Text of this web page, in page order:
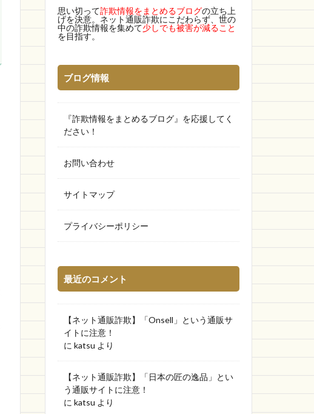
思い切って詐欺情報をまとめるブログの立ち上
げを決意。ネット通販詐欺にこだわらず、世の
中の詐欺情報を集めて少しでも被害が減ること
を目指す。
ブログ情報
『詐欺情報をまとめるブログ』を応援してく
ださい！
お問い合わせ
サイトマップ
プライバシーポリシー
最近のコメント
【ネット通販詐欺】「Onsell」という通販サ
イトに注意！
に katsu より
【ネット通販詐欺】「日本の匠の逸品」とい
う通販サイトに注意！
に katsu より